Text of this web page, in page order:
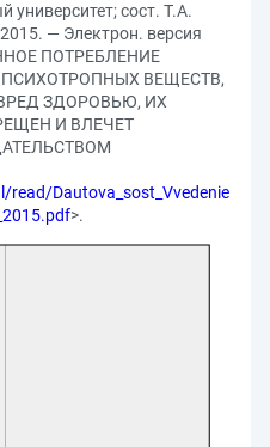
университет; сост. Т.А.
— Электрон. версия
ПОТРЕБЛЕНИЕ
ВЕЩЕСТВ,
ЗДОРОВЬЮ, ИХ
И ВЛЕЧЕТ
Dautova_sost_Vvedenie
>.